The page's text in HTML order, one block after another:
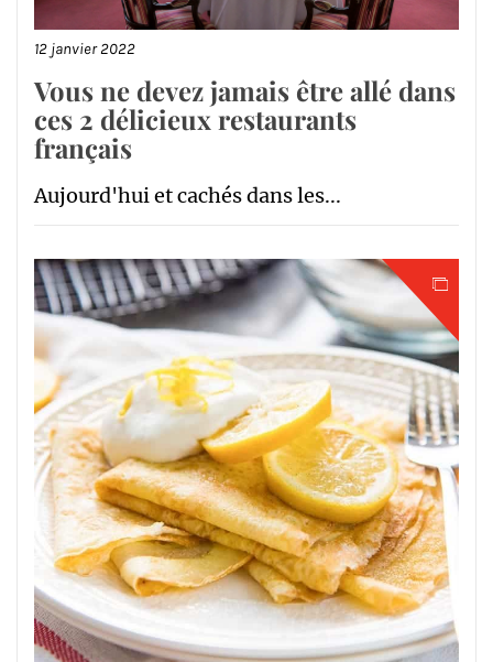
12 janvier 2022
Vous ne devez jamais être allé dans
ces 2 délicieux restaurants
français
Aujourd'hui et cachés dans les...